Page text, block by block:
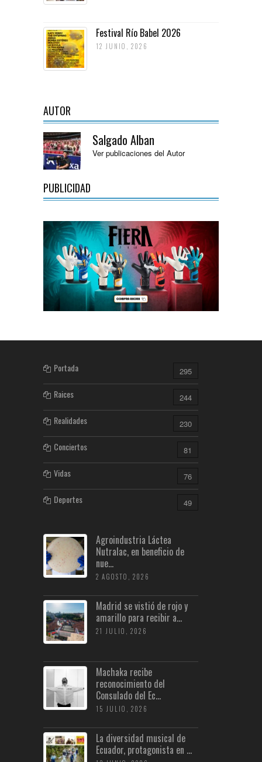
Festival Río Babel 2026
12 JUNIO, 2026
AUTOR
Salgado Alban
Ver publicaciones del Autor
PUBLICIDAD
Portada 295
Raices 244
Realidades 230
Conciertos 81
Vidas 76
Deportes 49
Agroindustria Láctea
Nutralac, en beneficio de
nue...
2 AGOSTO, 2026
Madrid se vistió de rojo y
amarillo para recibir a...
21 JULIO, 2026
Machaka recibe
reconocimiento del
Consulado del Ec...
15 JULIO, 2026
La diversidad musical de
Ecuador, protagonista en ...